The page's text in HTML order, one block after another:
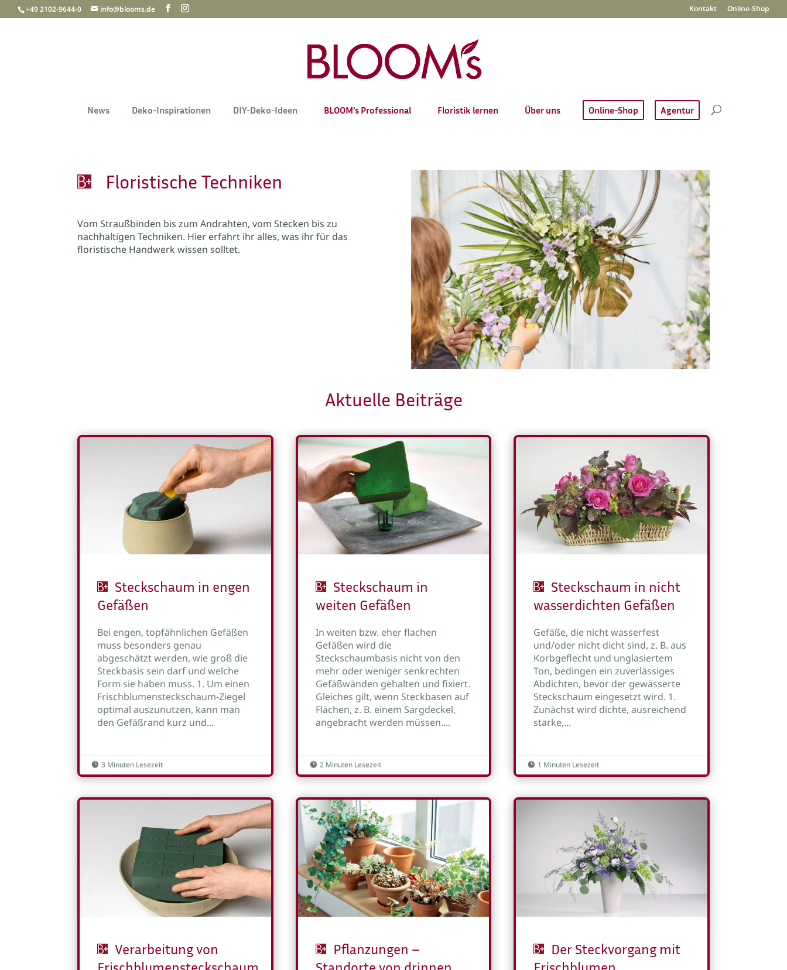
+49 2102-9644-0 info@blooms.de Kontakt Online-Shop
News Deko-Inspirationen DIY-Deko-Ideen BLOOM’s Professional Floristik lernen Über uns Online-Shop Agentur
Floristische Techniken
Vom Straußbinden bis zum Andrahten, vom Stecken bis zu
nachhaltigen Techniken. Hier erfahrt ihr alles, was ihr für das
floristische Handwerk wissen solltet.
Aktuelle Beiträge
Steckschaum in engen
Gefäßen
Bei engen, topfähnlichen Gefäßen
muss besonders genau
abgeschätzt werden, wie groß die
Steckbasis sein darf und welche
Form sie haben muss. 1. Um einen
Frischblumensteckschaum-Ziegel
optimal auszunutzen, kann man
den Gefäßrand kurz und...
 3 Minuten Lesezeit
Steckschaum in
weiten Gefäßen
In weiten bzw. eher flachen
Gefäßen wird die
Steckschaumbasis nicht von den
mehr oder weniger senkrechten
Gefäßwänden gehalten und fixiert.
Gleiches gilt, wenn Steckbasen auf
Flächen, z. B. einem Sargdeckel,
angebracht werden müssen....
 2 Minuten Lesezeit
Steckschaum in nicht
wasserdichten Gefäßen
Gefäße, die nicht wasserfest
und/oder nicht dicht sind, z. B. aus
Korbgeflecht und unglasiertem
Ton, bedingen ein zuverlässiges
Abdichten, bevor der gewässerte
Steckschaum eingesetzt wird. 1.
Zunächst wird dichte, ausreichend
starke,...
 1 Minuten Lesezeit
Verarbeitung von
Pflanzungen –
Der Steckvorgang mit